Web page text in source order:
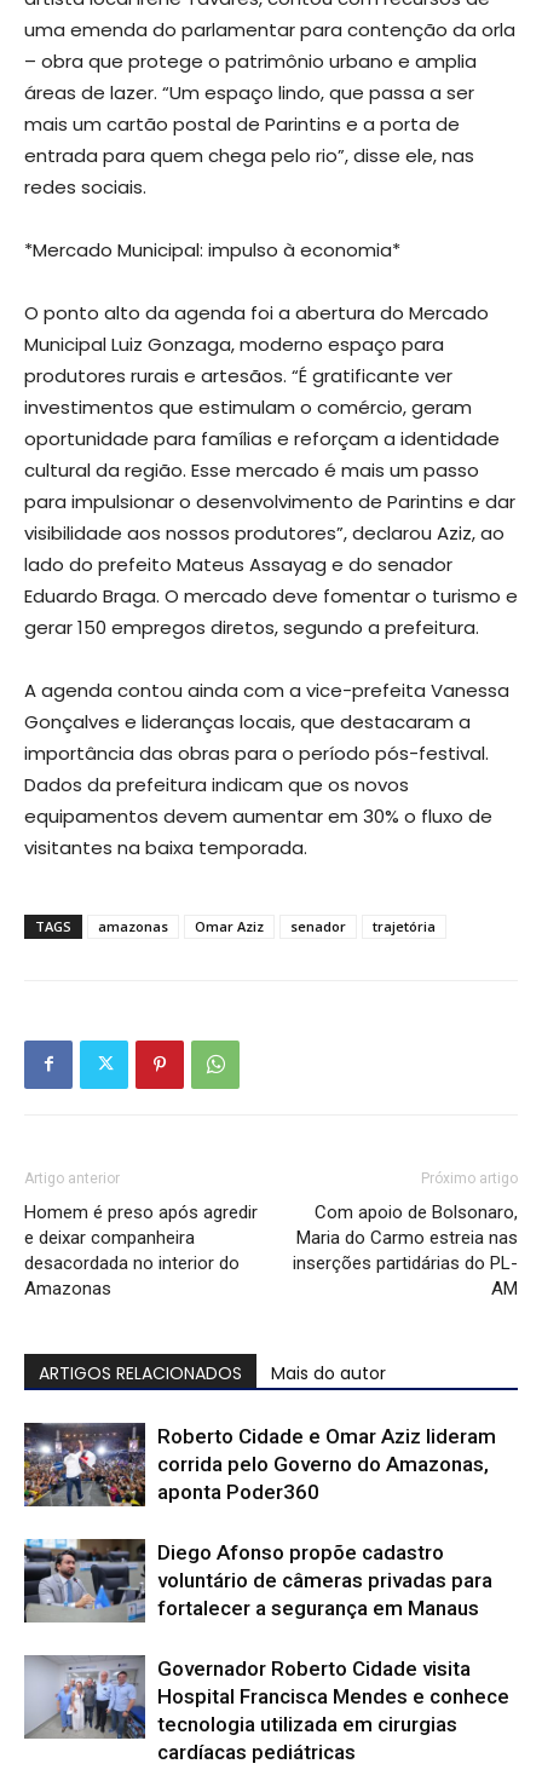
uma emenda do parlamentar para contenção da orla
– obra que protege o patrimônio urbano e amplia
áreas de lazer. “Um espaço lindo, que passa a ser
mais um cartão postal de Parintins e a porta de
entrada para quem chega pelo rio”, disse ele, nas
redes sociais.
*Mercado Municipal: impulso à economia*
O ponto alto da agenda foi a abertura do Mercado
Municipal Luiz Gonzaga, moderno espaço para
produtores rurais e artesãos. “É gratificante ver
investimentos que estimulam o comércio, geram
oportunidade para famílias e reforçam a identidade
cultural da região. Esse mercado é mais um passo
para impulsionar o desenvolvimento de Parintins e dar
visibilidade aos nossos produtores”, declarou Aziz, ao
lado do prefeito Mateus Assayag e do senador
Eduardo Braga. O mercado deve fomentar o turismo e
gerar 150 empregos diretos, segundo a prefeitura.
A agenda contou ainda com a vice-prefeita Vanessa
Gonçalves e lideranças locais, que destacaram a
importância das obras para o período pós-festival.
Dados da prefeitura indicam que os novos
equipamentos devem aumentar em 30% o fluxo de
visitantes na baixa temporada.
TAGS amazonas Omar Aziz senador trajetória
Artigo anterior
Homem é preso após agredir
e deixar companheira
desacordada no interior do
Amazonas
Próximo artigo
Com apoio de Bolsonaro,
Maria do Carmo estreia nas
inserções partidárias do PL-
AM
ARTIGOS RELACIONADOS Mais do autor
Roberto Cidade e Omar Aziz lideram
corrida pelo Governo do Amazonas,
aponta Poder360
Diego Afonso propõe cadastro
voluntário de câmeras privadas para
fortalecer a segurança em Manaus
Governador Roberto Cidade visita
Hospital Francisca Mendes e conhece
tecnologia utilizada em cirurgias
cardíacas pediátricas